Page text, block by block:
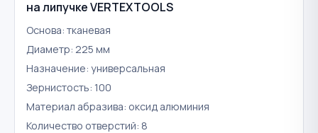
на липучке VERTEXTOOLS
Основа: тканевая
Диаметр: 225 мм
Назначение: универсальная
Зернистость: 100
Материал абразива: оксид алюминия
Количество отверстий: 8